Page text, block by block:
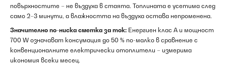
повърхностите – не въздуха в стаята. Топлината е усетима след
само 2–3 минути, а влажността на въздуха остава непроменена.
Значително по-ниска сметка за ток: Енергиен клас A и мощност
700 W означават консумация до 50 % по-малко в сравнение с
конвенционалните електрически отоплители – измерима
икономия всеки месец.